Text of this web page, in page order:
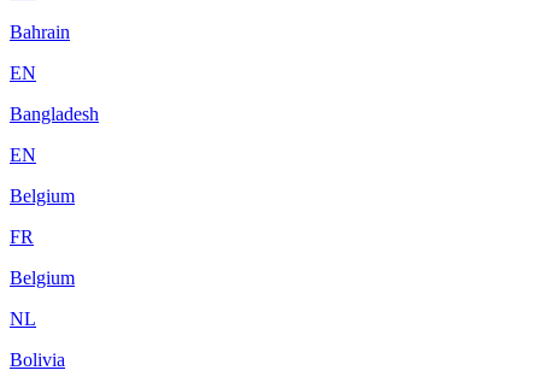
Bahrain
EN
Bangladesh
EN
Belgium
FR
Belgium
NL
Bolivia